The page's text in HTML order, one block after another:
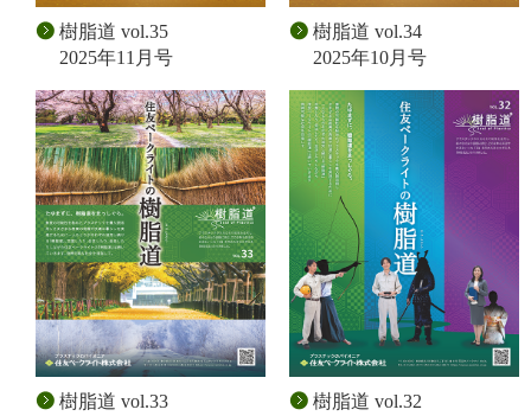
樹脂道 vol.35
2025年11月号
樹脂道 vol.34
2025年10月号
樹脂道 vol.33
樹脂道 vol.32